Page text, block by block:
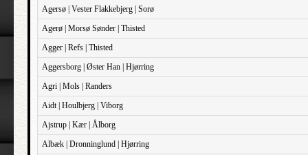
Agersø | Vester Flakkebjerg | Sorø
Agerø | Morsø Sønder | Thisted
Agger | Refs | Thisted
Aggersborg | Øster Han | Hjørring
Agri | Mols | Randers
Aidt | Houlbjerg | Viborg
Ajstrup | Kær | Ålborg
Albæk | Dronninglund | Hjørring